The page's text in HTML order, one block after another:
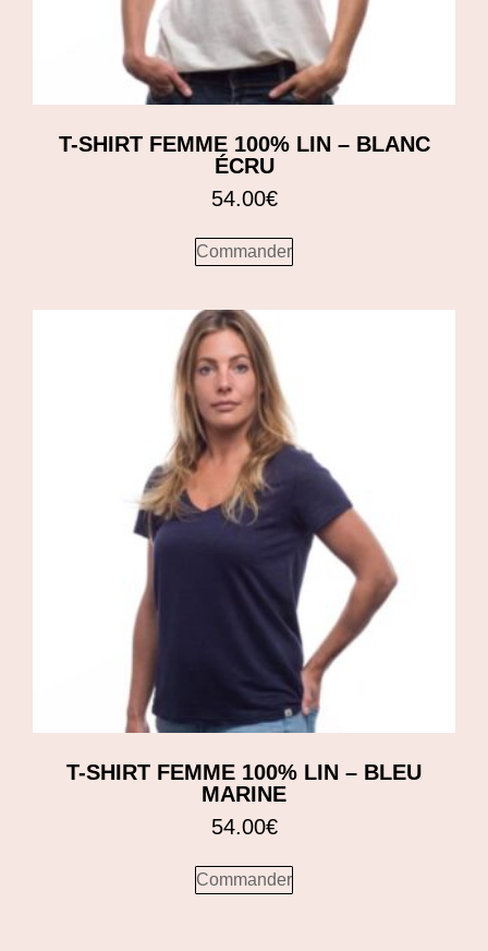
T-SHIRT FEMME 100% LIN – BLANC
ÉCRU
54.00€
Commander
T-SHIRT FEMME 100% LIN – BLEU
MARINE
54.00€
Commander